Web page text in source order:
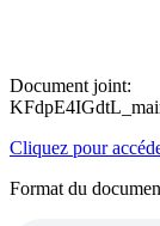
Document joint:
Cliquez pour
Format du